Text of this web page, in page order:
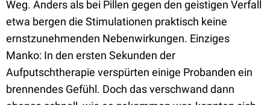
Weg. Anders als bei Pillen gegen den geistigen Verfall
etwa bergen die Stimulationen praktisch keine
ernstzunehmenden Nebenwirkungen. Einziges
Manko: In den ersten Sekunden der
Aufputschtherapie verspürten einige Probanden ein
brennendes Gefühl. Doch das verschwand dann